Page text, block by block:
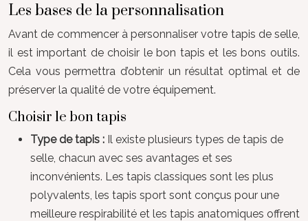
Les bases de la personnalisation
Avant de commencer à personnaliser votre tapis de selle,
il est important de choisir le bon tapis et les bons outils.
Cela vous permettra d’obtenir un résultat optimal et de
préserver la qualité de votre équipement.
Choisir le bon tapis
Type de tapis : Il existe plusieurs types de tapis de
selle, chacun avec ses avantages et ses
inconvénients. Les tapis classiques sont les plus
polyvalents, les tapis sport sont conçus pour une
meilleure respirabilité et les tapis anatomiques offrent